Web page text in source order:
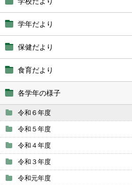
学年だより
保健だより
食育だより
各学年の様子
令和６年度
令和５年度
令和４年度
令和３年度
令和元年度